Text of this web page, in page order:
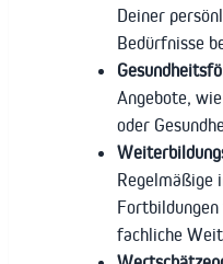
Deiner
Bedürfnisse
Angebote,
oder
Regelmäßige
fachliche